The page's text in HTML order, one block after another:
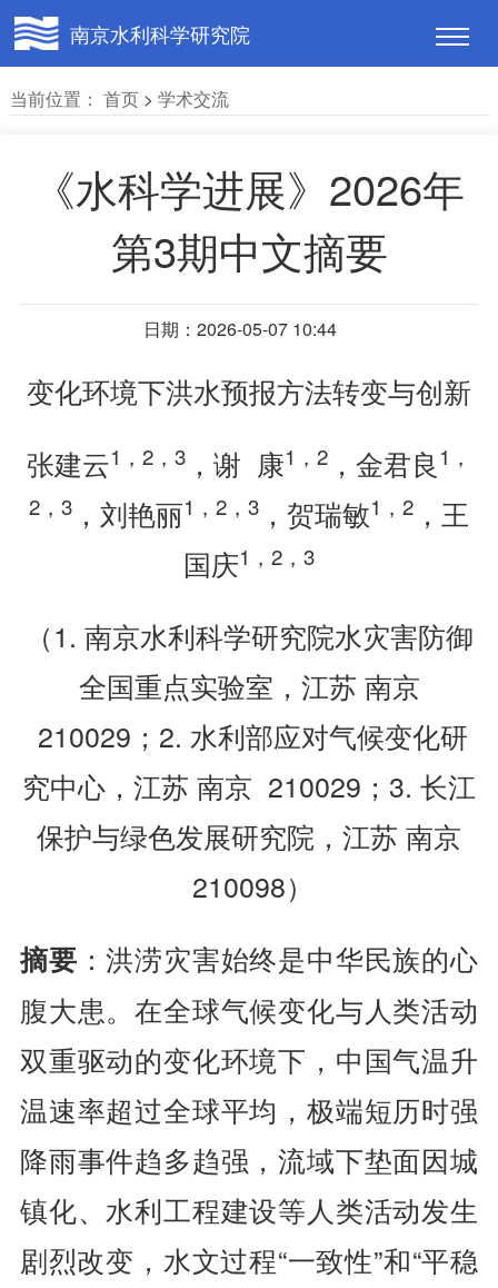
南京水利科学研究院
当前位置： 首页> 学术交流
《水科学进展》2026年
第3期中文摘要
日期：2026-05-07 10:44
变化环境下洪水预报方法转变与创新
张建云1 ， 2 ， 3 ，谢 康1 ， 2 ，金君良 1 ，
2 ， 3 ，刘艳丽1 ， 2 ， 3 ，贺瑞敏1 ， 2 ，王
国庆1 ， 2 ， 3
（1. 南京水利科学研究院水灾害防御
全国重点实验室，江苏 南京
210029；2. 水利部应对气候变化研
究中心，江苏 南京 210029；3. 长江
保护与绿色发展研究院，江苏 南京
210098）
摘要 ：洪涝灾害始终是中华民族的心
腹大患。在全球气候变化与人类活动
双重驱动的变化环境下，中国气温升
温速率超过全球平均，极端短历时强
降雨事件趋多趋强，流域下垫面因城
镇化、水利工程建设等人类活动发生
剧烈改变，水文过程“一致性”和“平稳